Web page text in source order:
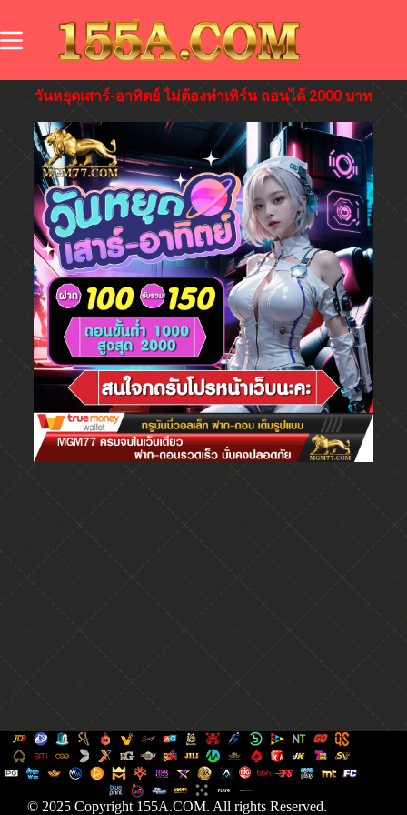
วันหยุดเสาร์-อาทิตย์ ไม่ต้องทำเทิร์น ถอนได้ 2000 บาท
© 2025 Copyright 155A.COM. All rights Reserved.